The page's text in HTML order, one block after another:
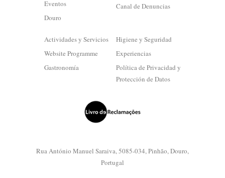
Eventos
Douro
Canal de Denuncias
Actividades y Servicios
Website Programme
Gastronomía
Higiene y Seguridad
Experiencias
Política de Privacidad y
Protección de Datos
Rua António Manuel Saraiva, 5085-034, Pinhão, Douro,
Portugal